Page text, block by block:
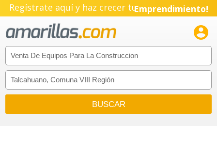
Regístrate aquí y haz crecer tuEmprendimiento!
